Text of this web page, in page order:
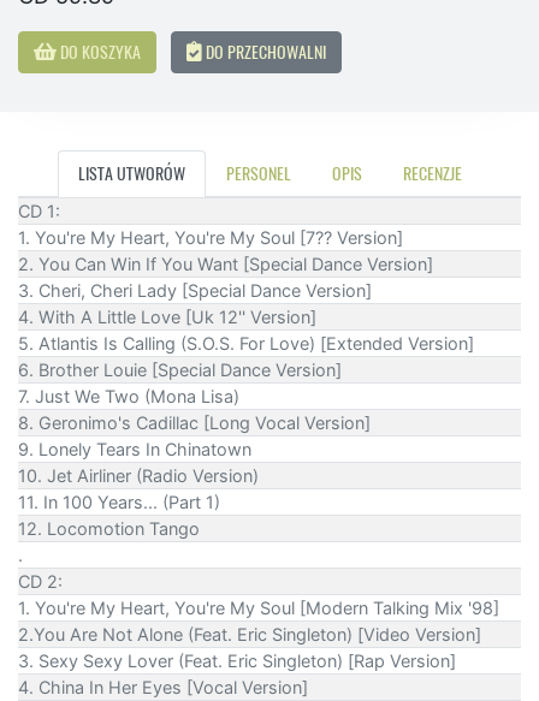
DO KOSZYKA DO PRZECHOWALNI
LISTA UTWORÓW PERSONEL OPIS RECENZJE
CD 1:
1. You're My Heart, You're My Soul [7?? Version]
2. You Can Win If You Want [Special Dance Version]
3. Cheri, Cheri Lady [Special Dance Version]
4. With A Little Love [Uk 12'' Version]
5. Atlantis Is Calling (S.O.S. For Love) [Extended Version]
6. Brother Louie [Special Dance Version]
7. Just We Two (Mona Lisa)
8. Geronimo's Cadillac [Long Vocal Version]
9. Lonely Tears In Chinatown
10. Jet Airliner (Radio Version)
11. In 100 Years... (Part 1)
12. Locomotion Tango
.
CD 2:
1. You're My Heart, You're My Soul [Modern Talking Mix '98]
2.You Are Not Alone (Feat. Eric Singleton) [Video Version]
3. Sexy Sexy Lover (Feat. Eric Singleton) [Rap Version]
4. China In Her Eyes [Vocal Version]